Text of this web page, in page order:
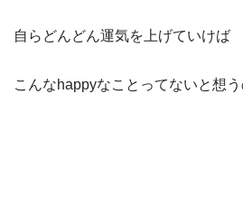
自らどんどん運気を上げていけば
こんなhappyなことってないと想う